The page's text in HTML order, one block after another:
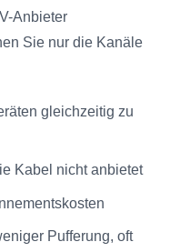
Anbieter
Sie nur die Kanäle
gleichzeitig zu
Kabel nicht anbietet
Pufferung, oft